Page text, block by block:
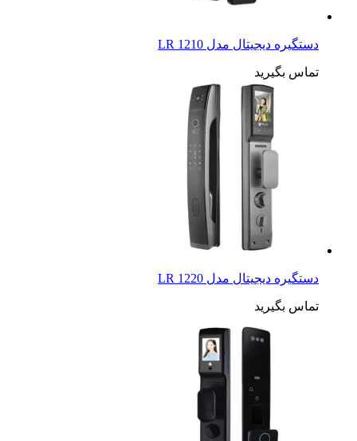
دستگیره دیجیتال مدل LR 1210
تماس بگیرید
دستگیره دیجیتال مدل LR 1220
تماس بگیرید